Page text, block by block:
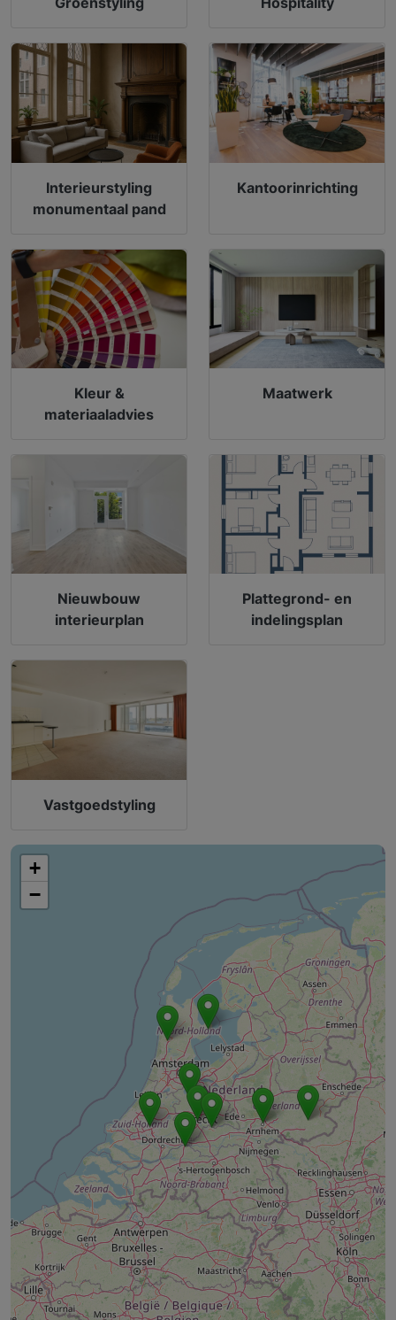
Interieurstyling
monumentaal pand
Kantoorinrichting
Kleur &
materiaaladvies
Maatwerk
Nieuwbouw
interieurplan
Plattegrond- en
indelingsplan
Vastgoedstyling
+
−